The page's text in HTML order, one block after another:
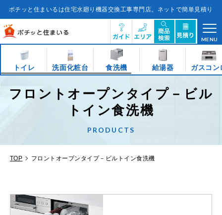
テ
に
ス
キ
プ
ポチッと住まいるは住宅水廻り機器交換工事専門店。ネットで簡単見積り
MENU
トイレ 洗面化粧台 食洗機 給湯器 ガスコン
フロントオープンタイプ－ビル
トイン食洗機
PRODUCTS
TOP フロントオープンタイプ－ビルトイン食洗機